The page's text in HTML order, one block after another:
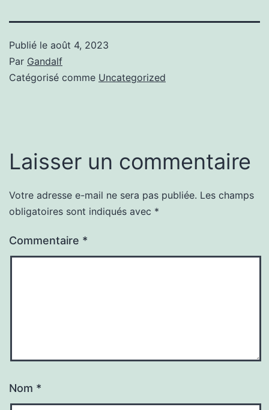
Publié le août 4, 2023
Par Gandalf
Catégorisé comme Uncategorized
Laisser un commentaire
Votre adresse e-mail ne sera pas publiée. Les champs
obligatoires sont indiqués avec *
Commentaire *
Nom *